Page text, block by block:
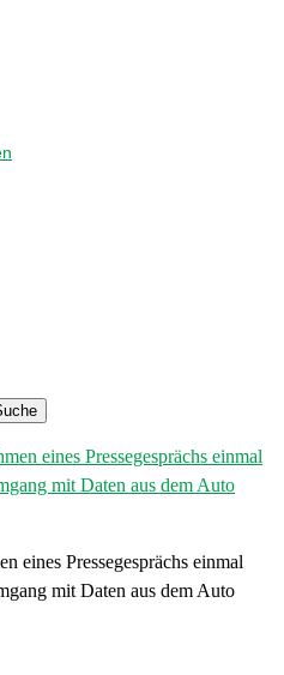
eines Pressegesprächs einmal
mit Daten aus dem Auto